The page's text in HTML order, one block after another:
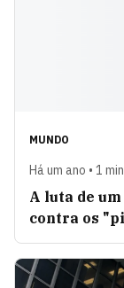
MUNDO
Há um ano • 1
A luta de
contra os